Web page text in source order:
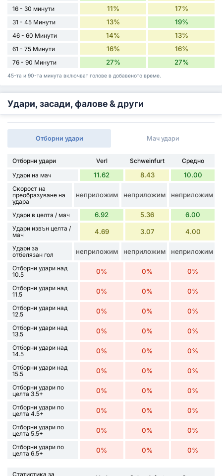
16 - 30 минути 11% 17%
31 - 45 Минути 13% 19%
46 - 60 Минути 14% 13%
61 - 75 Минути 16% 16%
76 - 90 Минути 27% 27%
45-та и 90-та минута включват голове в добавеното време.
Удари, засади, фалове & други
Отборни удари Мач удари
Отборни удари Verl Schweinfurt
Средно
Удари на мач
11.62 8.43 10.00
Скорост на
преобразуване на
удара
неприложим неприложим неприложим
Удари в целта / мач 6.92 5.36 6.00
Удари извън целта /
мач
4.69 3.07 4.00
Удари за
отбелязан гол
неприложим неприложим неприложим
Отборни удари над
10.5
0% 0% 0%
Отборни удари над
11.5
0% 0% 0%
Отборни удари над
12.5
0% 0% 0%
Отборни удари над
13.5
0% 0% 0%
Отборни удари над
14.5
0% 0% 0%
Отборни удари над
15.5
0% 0% 0%
Отборни удари по
целта 3.5+
0% 0% 0%
Отборни удари по
целта 4.5+
0% 0% 0%
Отборни удари по
целта 5.5+
0% 0% 0%
Отборни удари по
целта 6.5+
0% 0% 0%
Статистика за